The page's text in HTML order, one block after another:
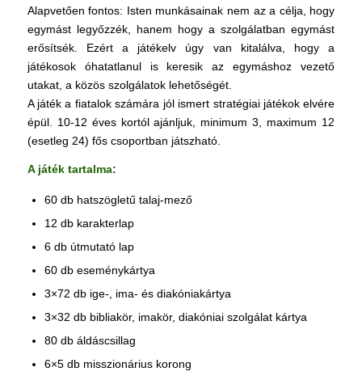
Alapvetően fontos: Isten munkásainak nem az a célja, hogy
egymást legyőzzék, hanem hogy a szolgálatban egymást
erősítsék. Ezért a játékelv úgy van kitalálva, hogy a
játékosok óhatatlanul is keresik az egymáshoz vezető
utakat, a közös szolgálatok lehetőségét.
A játék a fiatalok számára jól ismert stratégiai játékok elvére
épül. 10-12 éves kortól ajánljuk, minimum 3, maximum 12
(esetleg 24) fős csoportban játszható.
A játék tartalma:
60 db hatszögletű talaj-mező
12 db karakterlap
6 db útmutató lap
60 db eseménykártya
3×72 db ige-, ima- és diakóniakártya
3×32 db bibliakör, imakör, diakóniai szolgálat kártya
80 db áldáscsillag
6×5 db misszionárius korong